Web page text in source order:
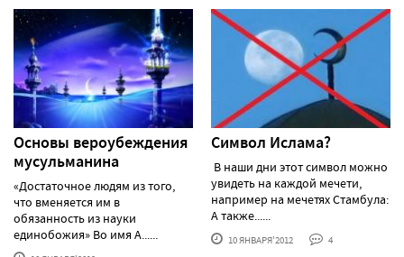
Основы вероубеждения
мусульманина
«Достаточное людям из того,
что вменяется им в
обязанность из науки
единобожия» Во имя А......
Символ Ислама?
В наши дни этот символ можно
увидеть на каждой мечети,
например на мечетях Стамбула:
А также......
10 ЯНВАРЯ'2012 4